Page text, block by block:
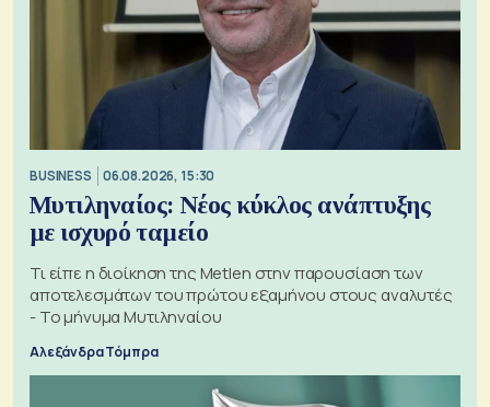
BUSINESS 06.08.2026, 15:30
Μυτιληναίος: Νέος κύκλος ανάπτυξης
με ισχυρό ταμείο
Τι είπε η διοίκηση της Metlen στην παρουσίαση των
αποτελεσμάτων του πρώτου εξαμήνου στους αναλυτές
- Το μήνυμα Μυτιληναίου
Αλεξάνδρα Τόμπρα